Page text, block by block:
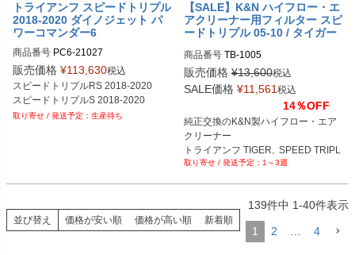
トライアンフ スピードトリプル
2018-2020 ダイノジェット パ
ワーコマンダー6
商品番号 PC6-21027
販売価格 ¥113,630税込
スピードトリプルRS 2018-2020
スピードトリプルS 2018-2020
生産待ち
【SALE】K&N ハイフロー・エ
アクリーナー用フィルター スピ
ードトリプル 05-10 / タイガー
商品番号 TB-1005
HD型番：024844110756
販売価格 ¥13,600税込
SALE価格 ¥11,561 税込
14％OFF
純正交換のK&N製ハイフロー・エア
クリーナー
トライアンフ TIGER,  SPEED TRIPL
E, SPRINT 2005～2013
1～3週
並び替え 価格が安い順 価格が高い順 新着順
139件中 1-40件表示
1 2 … 4